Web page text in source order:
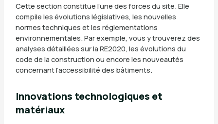
Cette section constitue l’une des forces du site. Elle
compile les évolutions législatives, les nouvelles
normes techniques et les réglementations
environnementales. Par exemple, vous y trouverez des
analyses détaillées sur la RE2020, les évolutions du
code de la construction ou encore les nouveautés
concernant l’accessibilité des bâtiments.
Innovations technologiques et
matériaux